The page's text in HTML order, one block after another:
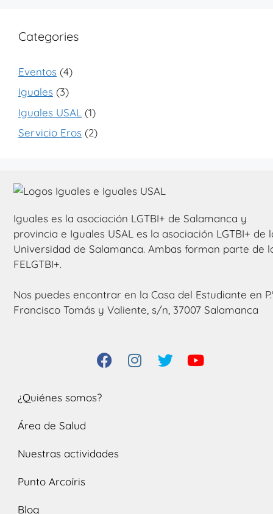
Categories
Eventos (4)
Iguales (3)
Iguales USAL (1)
Servicio Eros (2)
Iguales es la asociación LGTBI+ de Salamanca y
provincia e Iguales USAL es la asociación LGTBI+ de
Universidad de Salamanca. Ambas forman parte de
FELGTBI+.
Nos puedes encontrar en la Casa del Estudiante en
Francisco Tomás y Valiente, s/n, 37007 Salamanca
¿Quiénes somos?
Área de Salud
Nuestras actividades
Punto Arcoíris
Blog